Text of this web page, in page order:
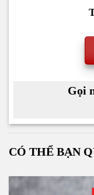
Gọi
CÓ THỂ BẠN